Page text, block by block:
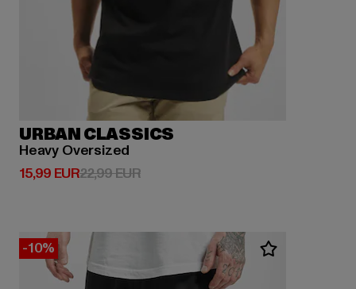
URBAN CLASSICS
Heavy Oversized
15,99 EUR
Derzeitiger Preis: 15,99 EUR
22,99 EURAktionspreis: 22,99 EUR
-10%